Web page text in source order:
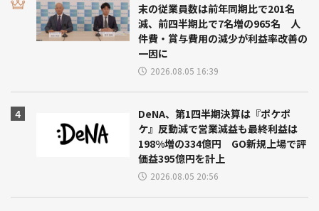
末の従業員数は前年同期比で201名
減、前四半期比で7名増の965名 人
件費・賞与費用の減少が利益率改善の
一因に
2026.08.05 16:39
DeNA、第1四半期決算は『ポケポ
ケ』反動減で営業減益も最終利益は
198%増の334億円 GO新規上場で評
価益395億円を計上
2026.08.05 20:56